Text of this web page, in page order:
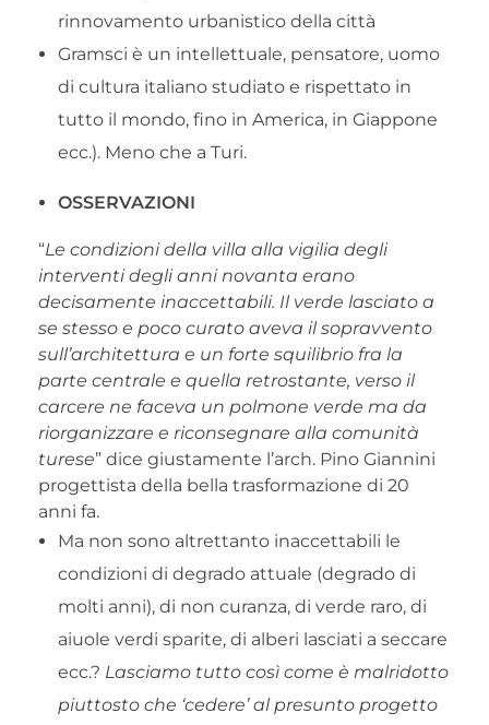
rinnovamento urbanistico della città
Gramsci è un intellettuale, pensatore, uomo
di cultura italiano studiato e rispettato in
tutto il mondo, fino in America, in Giappone
ecc.). Meno che a Turi.
OSSERVAZIONI
“Le condizioni della villa alla vigilia degli
interventi degli anni novanta erano
decisamente inaccettabili. Il verde lasciato a
se stesso e poco curato aveva il sopravvento
sull’architettura e un forte squilibrio fra la
parte centrale e quella retrostante, verso il
carcere ne faceva un polmone verde ma da
riorganizzare e riconsegnare alla comunità
turese” dice giustamente l’arch. Pino Giannini
progettista della bella trasformazione di 20
anni fa.
Ma non sono altrettanto inaccettabili le
condizioni di degrado attuale (degrado di
molti anni), di non curanza, di verde raro, di
aiuole verdi sparite, di alberi lasciati a seccare
ecc.? Lasciamo tutto così come è malridotto
piuttosto che ‘cedere’ al presunto progetto